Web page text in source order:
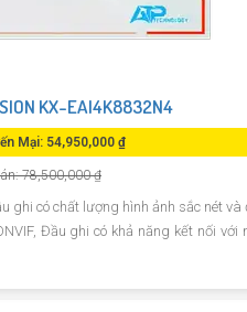
KX-EAI4K8832N4
Mại: 54,950,000 ₫
78,500,000 ₫
ghi có chất lượng hình ảnh sắc nét và
Đầu ghi có khả năng kết nối với